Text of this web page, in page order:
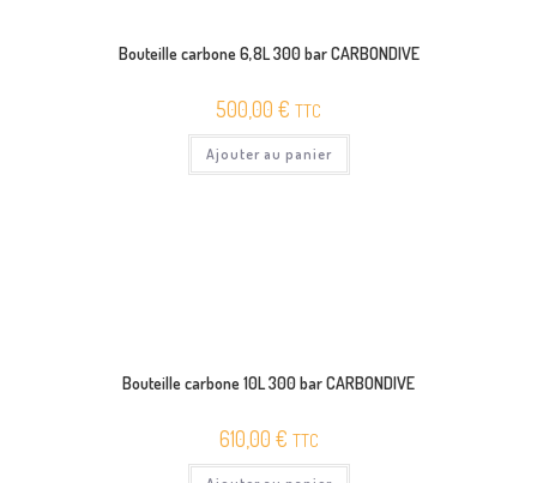
Bouteille carbone 6,8L 300 bar CARBONDIVE
500,00 € TTC
Ajouter au panier
Bouteille carbone 10L 300 bar CARBONDIVE
610,00 € TTC